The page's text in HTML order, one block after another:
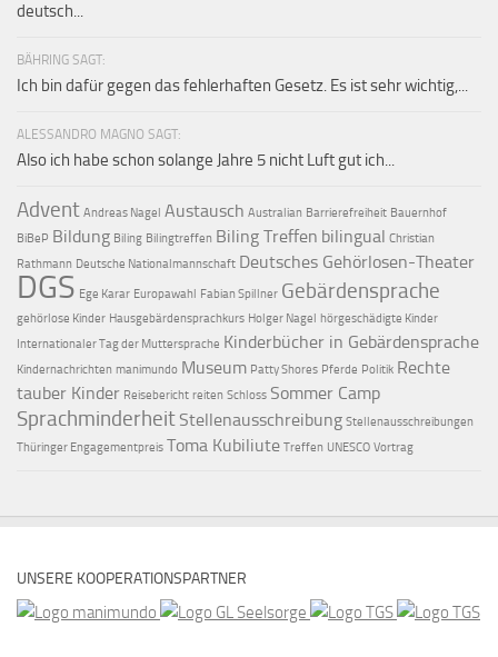
deutsch...
BÄHRING SAGT:
Ich bin dafür gegen das fehlerhaften Gesetz. Es ist sehr wichtig,...
ALESSANDRO MAGNO SAGT:
Also ich habe schon solange Jahre 5 nicht Luft gut ich...
Advent Andreas Nagel Austausch Australian Barrierefreiheit Bauernhof
BiBeP Bildung Biling Bilingtreffen Biling Treffen bilingual Christian
Rathmann Deutsche Nationalmannschaft Deutsches Gehörlosen-Theater
DGS Ege Karar Europawahl Fabian Spillner Gebärdensprache
gehörlose Kinder Hausgebärdensprachkurs Holger Nagel
hörgeschädigte Kinder
Internationaler Tag der Muttersprache Kinderbücher in Gebärdensprache
Kindernachrichten manimundo Museum Patty Shores Pferde Politik Rechte
tauber Kinder Reisebericht reiten Schloss Sommer Camp
Sprachminderheit Stellenausschreibung Stellenausschreibungen
Thüringer Engagementpreis Toma Kubiliute Treffen UNESCO Vortrag
UNSERE KOOPERATIONSPARTNER